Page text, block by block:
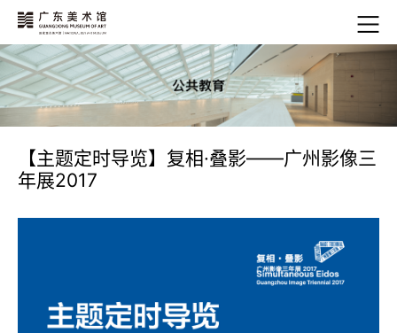
【主题定时导览】复相·叠影——广州影像三
年展2017